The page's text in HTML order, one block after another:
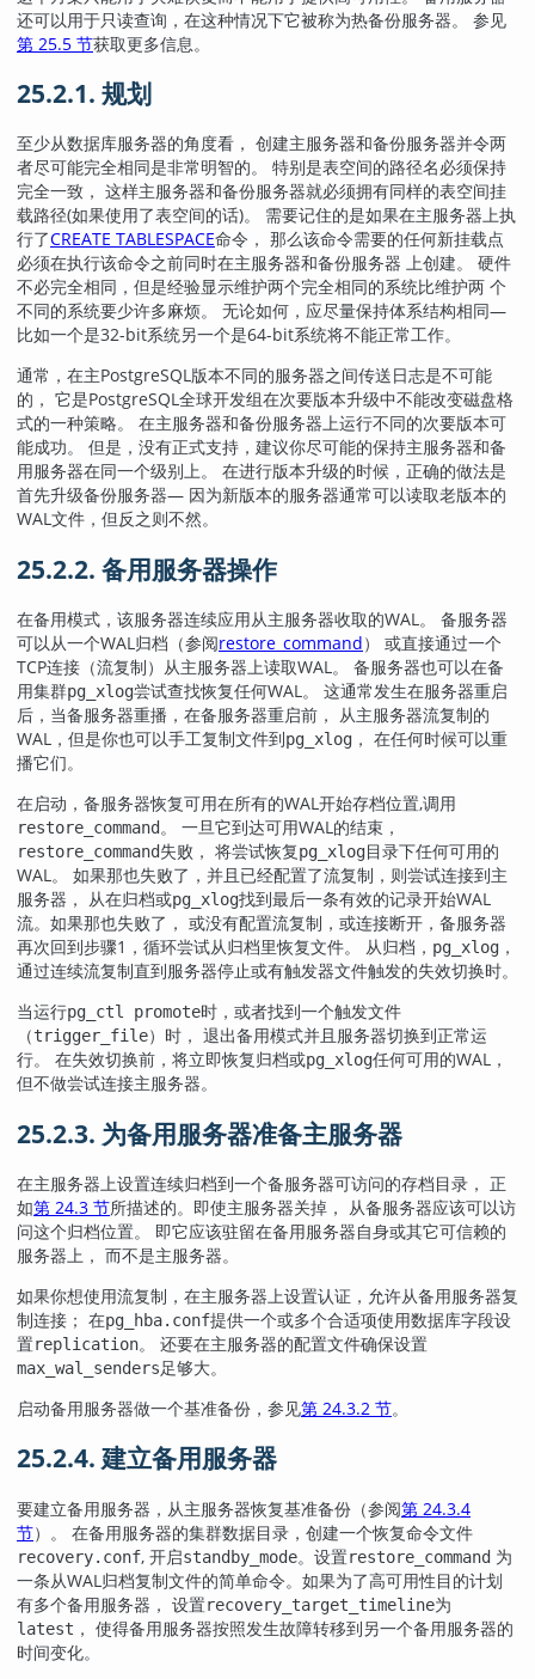
还可以用于只读查询，在这种情况下它被称为热备份服务器。 参见
第 25.5 节获取更多信息。
25.2.1. 规划
至少从数据库服务器的角度看， 创建主服务器和备份服务器并令两
者尽可能完全相同是非常明智的。 特别是表空间的路径名必须保持
完全一致， 这样主服务器和备份服务器就必须拥有同样的表空间挂
载路径(如果使用了表空间的话)。 需要记住的是如果在主服务器上执
行了CREATE TABLESPACE命令， 那么该命令需要的任何新挂载点
必须在执行该命令之前同时在主服务器和备份服务器 上创建。 硬件
不必完全相同，但是经验显示维护两个完全相同的系统比维护两 个
不同的系统要少许多麻烦。 无论如何，应尽量保持体系结构相同—
比如一个是32-bit系统另一个是64-bit系统将不能正常工作。
通常，在主PostgreSQL版本不同的服务器之间传送日志是不可能
的， 它是PostgreSQL全球开发组在次要版本升级中不能改变磁盘格
式的一种策略。 在主服务器和备份服务器上运行不同的次要版本可
能成功。 但是，没有正式支持，建议你尽可能的保持主服务器和备
用服务器在同一个级别上。 在进行版本升级的时候，正确的做法是
首先升级备份服务器— 因为新版本的服务器通常可以读取老版本的
WAL文件，但反之则不然。
25.2.2. 备用服务器操作
在备用模式，该服务器连续应用从主服务器收取的WAL。 备服务器
可以从一个WAL归档（参阅restore_command） 或直接通过一个
TCP连接（流复制）从主服务器上读取WAL。 备服务器也可以在备
用集群pg_xlog尝试查找恢复任何WAL。 这通常发生在服务器重启
后，当备服务器重播，在备服务器重启前， 从主服务器流复制的
WAL，但是你也可以手工复制文件到pg_xlog ， 在任何时候可以重
播它们。
在启动，备服务器恢复可用在所有的WAL开始存档位置,调用
restore_command。 一旦它到达可用WAL的结束，
restore_command失败， 将尝试恢复pg_xlog目录下任何可用的
WAL。 如果那也失败了，并且已经配置了流复制，则尝试连接到主
服务器， 从在归档或pg_xlog找到最后一条有效的记录开始WAL
流。如果那也失败了， 或没有配置流复制，或连接断开，备服务器
再次回到步骤1，循环尝试从归档里恢复文件。 从归档， pg_xlog ，
通过连续流复制直到服务器停止或有触发器文件触发的失效切换时。
当运行pg_ctl promote时，或者找到一个触发文件
（trigger_file）时， 退出备用模式并且服务器切换到正常运
行。 在失效切换前，将立即恢复归档或pg_xlog任何可用的WAL，
但不做尝试连接主服务器。
25.2.3. 为备用服务器准备主服务器
在主服务器上设置连续归档到一个备服务器可访问的存档目录， 正
如第 24.3 节所描述的。即使主服务器关掉， 从备服务器应该可以访
问这个归档位置。 即它应该驻留在备用服务器自身或其它可信赖的
服务器上， 而不是主服务器。
如果你想使用流复制，在主服务器上设置认证，允许从备用服务器复
制连接； 在pg_hba.conf提供一个或多个合适项使用数据库字段设
置replication。 还要在主服务器的配置文件确保设置
max_wal_senders足够大。
启动备用服务器做一个基准备份，参见第 24.3.2 节。
25.2.4. 建立备用服务器
要建立备用服务器，从主服务器恢复基准备份（参阅第 24.3.4
节）。 在备用服务器的集群数据目录，创建一个恢复命令文件
recovery.conf, 开启standby_mode。设置restore_command 为
一条从WAL归档复制文件的简单命令。如果为了高可用性目的计划
有多个备用服务器， 设置recovery_target_timeline为
latest ， 使得备用服务器按照发生故障转移到另一个备用服务器的
时间变化。